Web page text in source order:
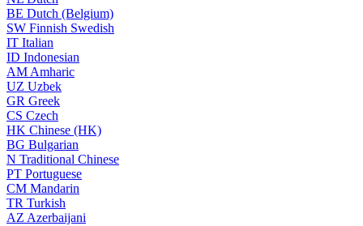
BE Dutch (Belgium)
SW Finnish Swedish
IT Italian
ID Indonesian
AM Amharic
UZ Uzbek
GR Greek
CS Czech
HK Chinese (HK)
BG Bulgarian
N Traditional Chinese
PT Portuguese
CM Mandarin
TR Turkish
AZ Azerbaijani